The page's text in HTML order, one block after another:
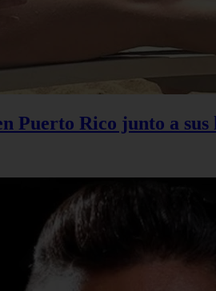
Puerto Rico junto a